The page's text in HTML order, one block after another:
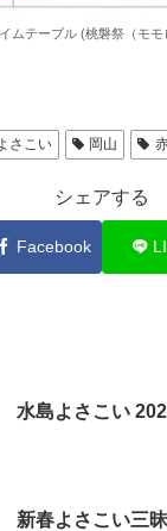
ムテーブル (桃磐祭（モ
さこい 岡山
シェアする
Facebook
水島よさこい
新春よさこい三